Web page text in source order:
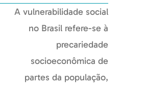
A vulnerabilidade social
no Brasil refere-se à
precariedade
socioeconômica de
partes da população,